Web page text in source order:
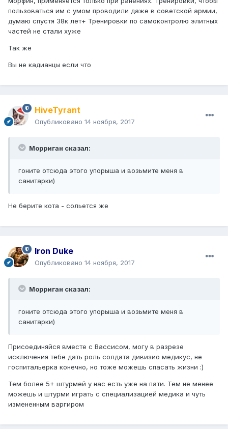
пользоваться им с умом проводили даже в советской армии,
думаю спустя 38к лет+ Тренировки по самоконтролю элитных
частей не стали хуже
Так же
Вы не кадианцы если что
HiveTyrant
Опубликовано 14 ноября, 2017
Морриган сказал:
гоните отсюда этого упорыша и возьмите меня в
санитарки)
Не берите кота - сольется же
Iron Duke
Опубликовано 14 ноября, 2017
Морриган сказал:
гоните отсюда этого упорыша и возьмите меня в
санитарки)
Присоединяйся вместе с Вассисом, могу в разрезе
исключения тебе дать роль солдата дивизио медикус, не
госпитальерка конечно, но тоже можешь спасать жизни :)
Тем более 5+ штурмей у нас есть уже на пати. Тем не менее
можешь и штурми играть с специализацией медика и чуть
измененным варгиром